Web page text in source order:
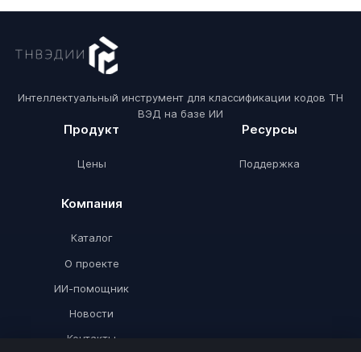
Интеллектуальный инструмент для классификации кодов ТН
ВЭД на базе ИИ
Продукт
Цены
Ресурсы
Поддержка
Компания
Каталог
О проекте
ИИ-помощник
Новости
Контакты